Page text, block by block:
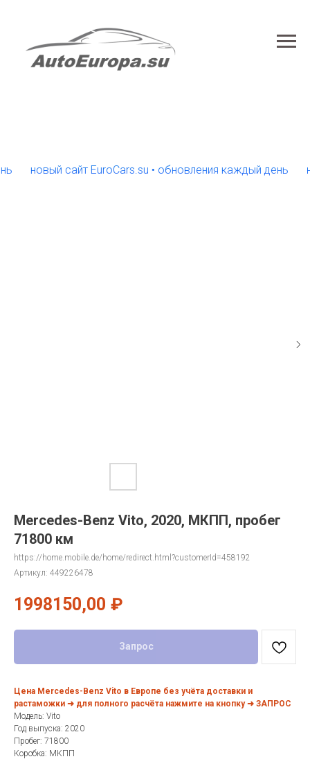
новый сайт EuroCars.su • обновления каждый день
Mercedes-Benz Vito, 2020, МКПП, пробег
71800 км
https://home.mobile.de/home/redirect.html?customerId=458192
Артикул: 449226478
1998150,00 ₽
Запрос
Цена Mercedes-Benz Vito в Европе без учёта доставки и
растаможки ➜ для полного расчёта нажмите на кнопку ➜ ЗАПРОС
Модель: Vito
Год выпуска: 2020
Пробег: 71800
Коробка: МКПП